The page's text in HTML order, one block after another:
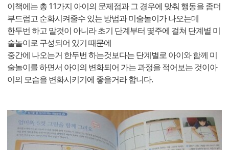
이책에는 총 11가지 아이의 문제점과 그 경우에 맞춰 행동을 좀더
부드럽고 순화시켜줄수 있는 방법과 미술놀이가 나오는데
한두번 하고 말것이 아니라 초기 단계부터 몇주에 걸쳐 단계별 미
술놀이로 구성되어 있기 때문에
중간에 나오는거 한두번 하는것보다는 단계별로 아이와 함께 미
술놀이를 하면서 아이의 변화되어 가는 과정을 적어보는 것이아
이의 모습을 변화시키기에 좋을거라 합니다.